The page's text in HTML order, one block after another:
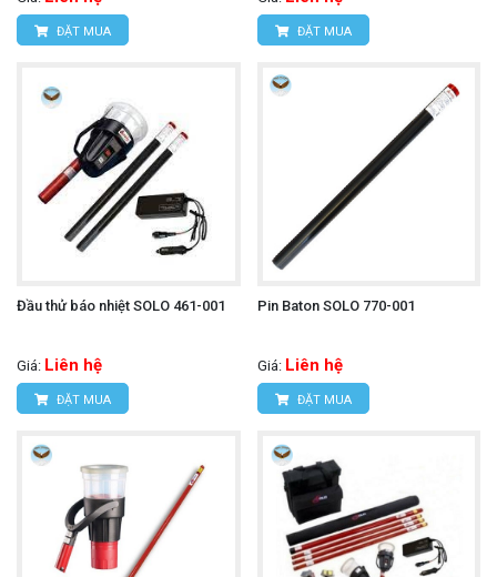
ĐẶT MUA ĐẶT MUA
Đầu thử báo nhiệt SOLO 461-001
Giá: Liên hệ
ĐẶT MUA
Pin Baton SOLO 770-001
Giá: Liên hệ
ĐẶT MUA